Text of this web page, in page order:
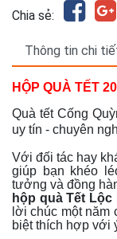
Chia sẻ:
Thông tin chi
HỘP QUÀ TẾT
Quà tết Cống
uy tín - chuyên
Với đối tác hay
giúp bạn khéo
tưởng và đồng
hộp quà Tết Lộc
lời chúc một năm
biệt thích hợp với